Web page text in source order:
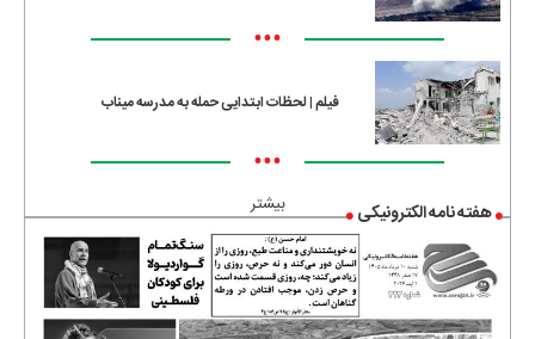
•••
فیلم | لحظات ابتدایی حمله به مدرسه میناب
•••
بیشتر هفته نامه الکترونیکی